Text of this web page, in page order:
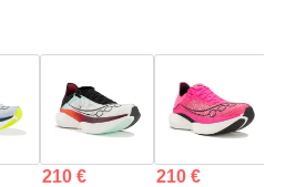
210 € 210 €